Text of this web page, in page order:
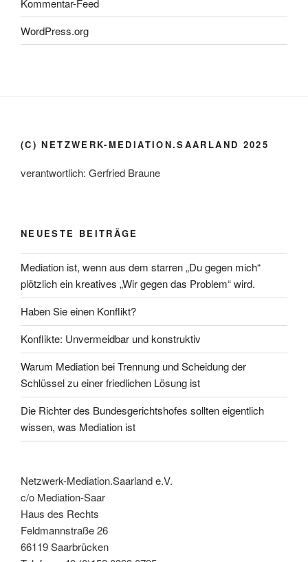
Kommentar-Feed
WordPress.org
(C) NETZWERK-MEDIATION.SAARLAND 2025
verantwortlich: Gerfried Braune
NEUESTE BEITRÄGE
Mediation ist, wenn aus dem starren „Du gegen mich“
plötzlich ein kreatives „Wir gegen das Problem“ wird.
Haben Sie einen Konflikt?
Konflikte: Unvermeidbar und konstruktiv
Warum Mediation bei Trennung und Scheidung der
Schlüssel zu einer friedlichen Lösung ist
Die Richter des Bundesgerichtshofes sollten eigentlich
wissen, was Mediation ist
Netzwerk-Mediation.Saarland e.V.
c/o Mediation-Saar
Haus des Rechts
Feldmannstraße 26
66119 Saarbrücken